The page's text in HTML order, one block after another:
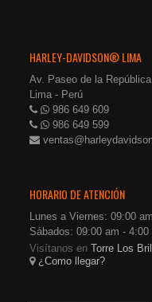
HARLEY-DAVIDSON® LIMA
Av. Paseo de la
Lima - Perú
986 649 609
986 649 599
HORARIO DE ATENCIÓN
Lunes a Viernes: 09:00
Sábados: 09:00 am - 4:00
Visítanos enTorre Los
¿Como llegar?